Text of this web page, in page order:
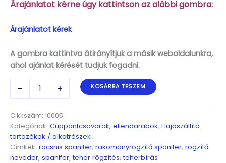
Árajánlatot kérne úgy kattintson az alábbi gombra:
Árajánlatot kérek
A gombra kattintva átirányítjuk a másik weboldalunkra,
ahol ajánlat kérését tudjuk fogadni.
-
to,
8m
x
50mm
mennyiség
+ KOSÁRBA TESZEM
Cikkszám: I0005
Kategóriák: Cuppántcsavarok, ellendarabok, Hajószállító
tartozékok / alkatrészek
Címkék: racsnis spanifer, rakományrögzítő spanifer, rögzítő
heveder, spanifer,teher rögzítés,teherbírás